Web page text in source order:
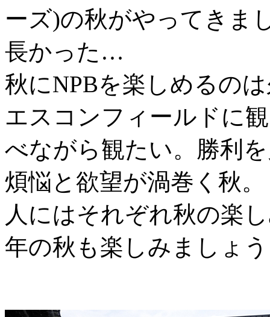
ーズ)の秋がやってきま
長かった…
秋にNPBを楽しめるの
エスコンフィールドに
べながら観たい。勝利
煩悩と欲望が渦巻く秋。
人にはそれぞれ秋の楽
年の秋も楽しみましょ